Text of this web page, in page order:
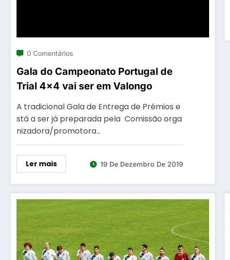
0 Comentários
Gala do Campeonato Portugal de
Trial 4×4 vai ser em Valongo
A tradicional Gala de Entrega de Prémios e
stá a ser já preparada pela Comissão orga
nizadora/promotora…
Ler mais 19 De Dezembro De 2019